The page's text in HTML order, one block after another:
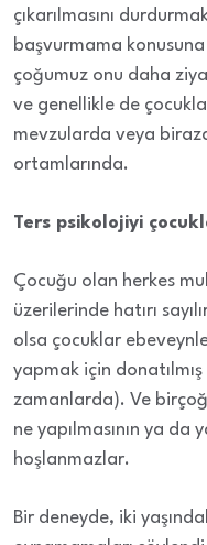
çıkarılmasını
başvurmama
çoğumuz onu daha
ve genellikle de
mevzularda veya
ortamlarında.
Ters psikolojiyi
Çocuğu olan herkes
üzerilerinde hatırı
olsa çocuklar
yapmak için
zamanlarda). Ve
ne yapılmasının ya da
hoşlanmazlar.
Bir deneyde, iki